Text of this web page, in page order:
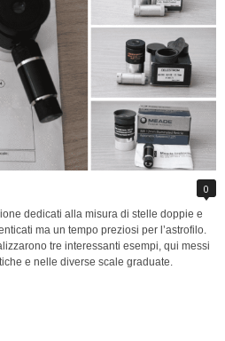
0
dedicati alla misura di stelle doppie e
ma un tempo preziosi per l’astrofilo.
tre interessanti esempi, qui messi
e nelle diverse scale graduate.